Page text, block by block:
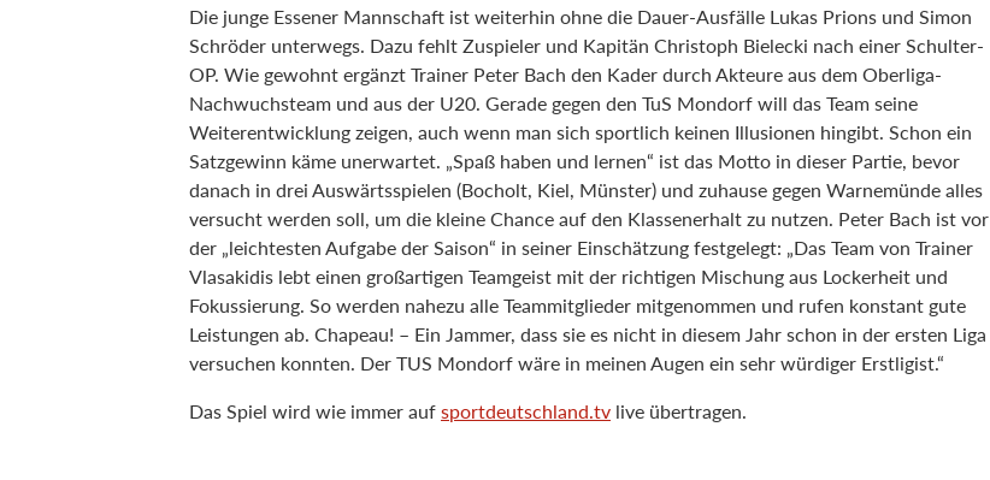
Die junge Essener Mannschaft ist weiterhin ohne die Dauer-Ausfälle Lukas Prions und Simon
Schröder unterwegs. Dazu fehlt Zuspieler und Kapitän Christoph Bielecki nach einer Schulter-
OP. Wie gewohnt ergänzt Trainer Peter Bach den Kader durch Akteure aus dem Oberliga-
Nachwuchsteam und aus der U20. Gerade gegen den TuS Mondorf will das Team seine
Weiterentwicklung zeigen, auch wenn man sich sportlich keinen Illusionen hingibt. Schon ein
Satzgewinn käme unerwartet. „Spaß haben und lernen“ ist das Motto in dieser Partie, bevor
danach in drei Auswärtsspielen (Bocholt, Kiel, Münster) und zuhause gegen Warnemünde alles
versucht werden soll, um die kleine Chance auf den Klassenerhalt zu nutzen. Peter Bach ist vor
der „leichtesten Aufgabe der Saison“ in seiner Einschätzung festgelegt: „Das Team von Trainer
Vlasakidis lebt einen großartigen Teamgeist mit der richtigen Mischung aus Lockerheit und
Fokussierung. So werden nahezu alle Teammitglieder mitgenommen und rufen konstant gute
Leistungen ab. Chapeau! – Ein Jammer, dass sie es nicht in diesem Jahr schon in der ersten Liga
versuchen konnten. Der TUS Mondorf wäre in meinen Augen ein sehr würdiger Erstligist.“
Das Spiel wird wie immer aufsportdeutschland.tv live übertragen.